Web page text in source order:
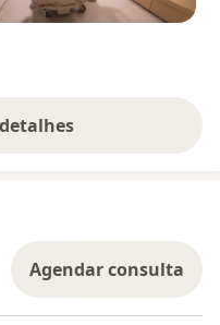
a experiência
Agendar consulta